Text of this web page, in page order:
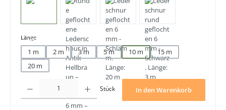
Längeauswählen
1 m 2 m 3 m 5 m 10 m
15 m
20 m
Stück In den Warenkorb